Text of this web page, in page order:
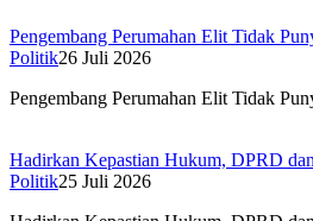
Pengembang Perumahan Elit Tidak
Politik26 Juli 2026
Pengembang Perumahan Elit Tidak
Hadirkan Kepastian Hukum, DPRD
Politik25 Juli 2026